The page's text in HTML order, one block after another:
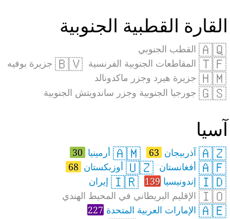
القارة القطبية الجنوبية
🇦🇶القطب الجنوبي
🇹🇫المقاطعات الجنوبية الفرنسية 🇧🇻جزيرة بوفيه
🇭🇲جزيرة هيرد وجزر ماكدونالد
🇬🇸جورجيا الجنوبية وجزر ساندويتش الجنوبية
آسيا
🇦🇿آذربيجان 63
🇦🇲أرمينيا 30
🇦🇫أفغانستان 🇺🇿أوزبكستان 68
🇮🇩إندونيسيا 139
🇮🇷إيران
🇮🇴الإقليم البريطاني في المحيط الهندي
🇦🇪الإمارات العربية المتحدة 227